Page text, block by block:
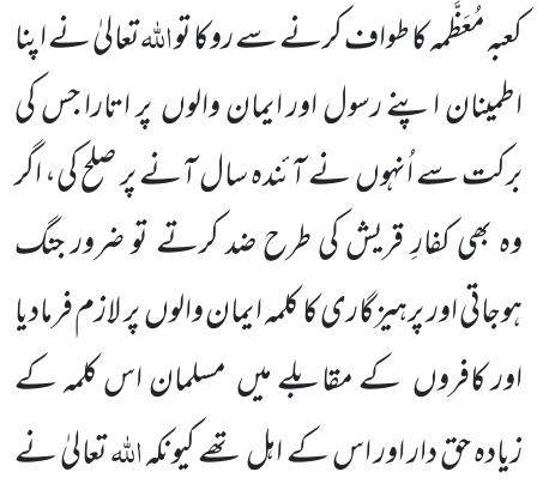
کعبہ مُعَظَّمہ کا طواف کرنے سے روکا تواللہتعالیٰ نے اپنا
اطمینان اپنےرسول اور ایمان والوںپر اتارا جس کی
برکت سے اُنہوں نے آئندہ سال آنے پر صلح کی، اگر
وہ بھی کفارِ قریش کیطرح ضد کرتے تو ضرور جنگ
ہوجاتی اور پرہیزگاری کا کلمہ ایمان والوںپر لازم فرمادیا
اور کافروں کے مقابلے میں مسلمان اس کلمہ کے
زیادہ حق دار اور اس کے اہل تھے کیونکہاللہتعالیٰ نے